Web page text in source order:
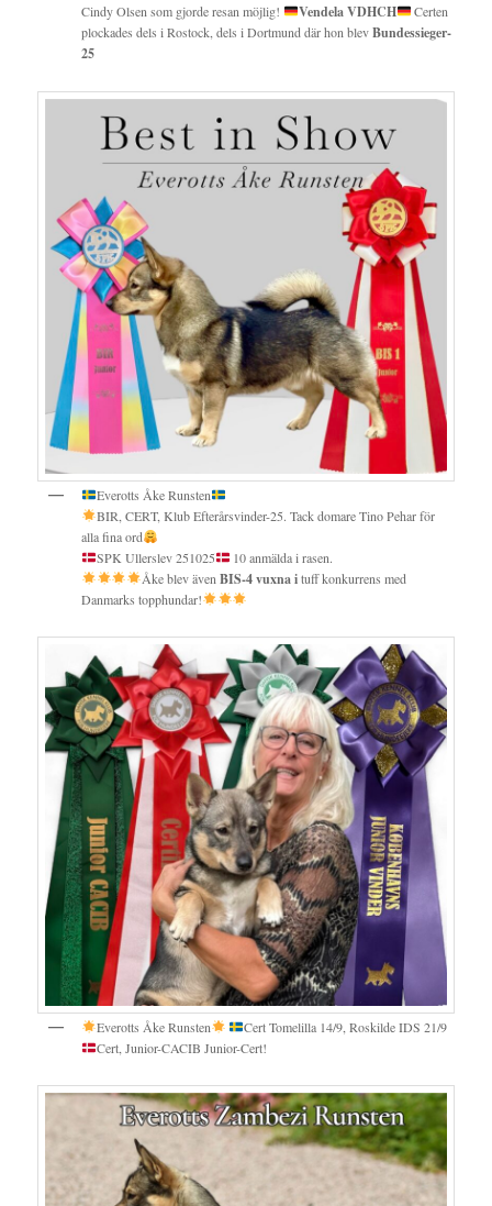
Cindy Olsen som gjorde resan möjlig!
Vendela VDHCH
Certen
plockades dels i Rostock, dels i Dortmund där hon blevBundessieger-
25
Everotts Åke Runsten
BIR, CERT, Klub Efterårsvinder-25. Tack domare Tino Pehar för
alla fina ord
SPK Ullerslev 251025
10 anmälda i rasen.
Åke blev även BIS-4 vuxna ituff konkurrens med
Danmarks topphundar!
Everotts Åke Runsten
Cert Tomelilla 14/9, Roskilde IDS 21/9
Cert, Junior-CACIB Junior-Cert!